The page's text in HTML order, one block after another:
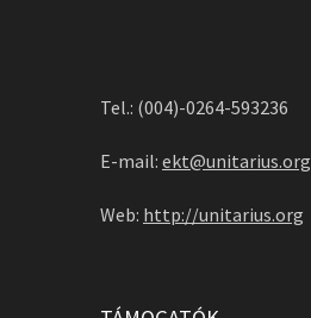
Tel.: (004)-0264-593236
E-mail: ekt@unitarius.org
Web: http://unitarius.org